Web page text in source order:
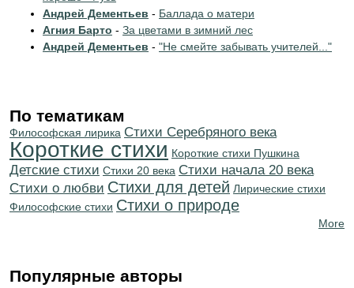
Андрей Дементьев - Баллада о матери
Агния Барто - За цветами в зимний лес
Андрей Дементьев - "Не смейте забывать учителей..."
По тематикам
Философская лирика Cтихи Серебряного века
Короткие стихи Короткие стихи Пушкина
Детские стихи Стихи 20 века Cтихи начала 20 века
Стихи о любви Стихи для детей Лирические стихи
Философские стихи Стихи о природе
More
Популярные авторы